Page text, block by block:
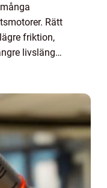
Rätt
friktion,
livslängd,